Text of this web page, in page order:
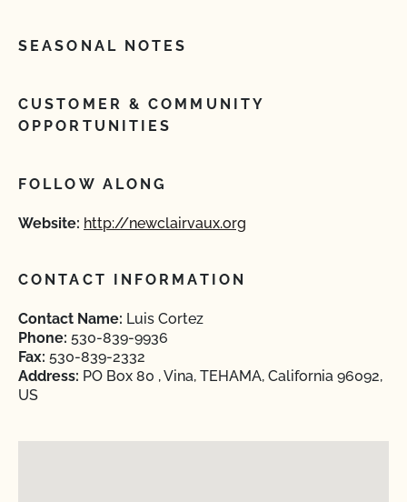
SEASONAL NOTES
CUSTOMER & COMMUNITY
OPPORTUNITIES
FOLLOW ALONG
Website: http://newclairvaux.org
CONTACT INFORMATION
Contact Name: Luis Cortez
Phone: 530-839-9936
Fax: 530-839-2332
Address: PO Box 80 , Vina, TEHAMA, California 96092,
US